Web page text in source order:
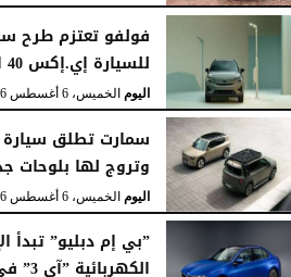
فولفو تعتزم طرح
للسيارة إي.إكس 40 الكهربائية العام...
اليومالخميس، 6 أغسطس 2026
سمارت تطلق
وتروج لها بلوحات
اليوم الخميس، 6 أغسطس 2026
”بي إم دبليو” تبدأ
الكهربائية ”آي 3” في ميونخ